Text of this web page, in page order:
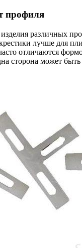
профиля
различных
лучше для
отличаются
сторона может